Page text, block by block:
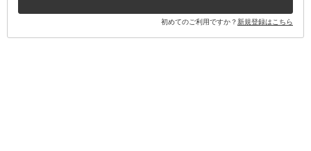
初めてのご利用ですか？新規登録はこちら